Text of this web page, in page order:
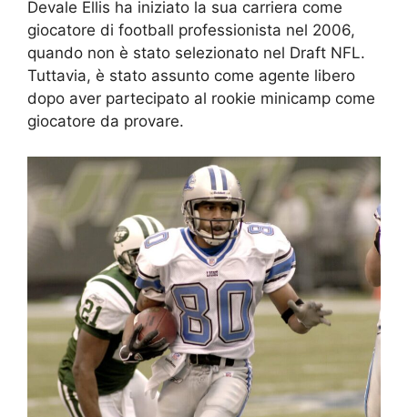
Devale Ellis ha iniziato la sua carriera come
giocatore di football professionista nel 2006,
quando non è stato selezionato nel Draft NFL.
Tuttavia, è stato assunto come agente libero
dopo aver partecipato al rookie minicamp come
giocatore da provare.